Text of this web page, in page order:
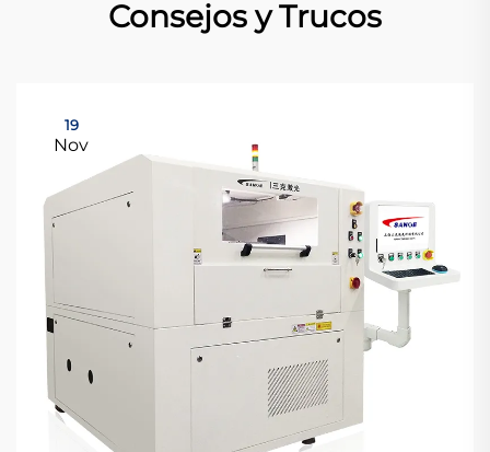
Consejos y Trucos
19
Nov